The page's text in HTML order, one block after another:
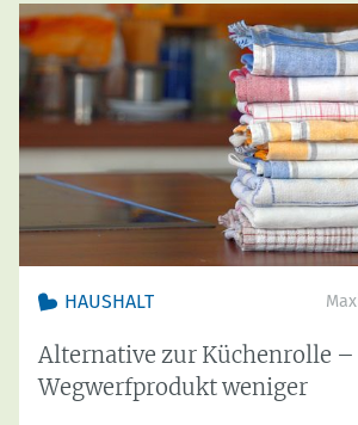
HAUSHALT
Alternative zur Küchenrolle
Wegwerfprodukt weniger